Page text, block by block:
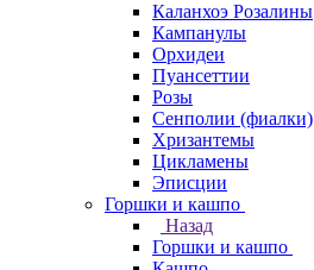
Каланхоэ Розалины
Кампанулы
Орхидеи
Пуансеттии
Розы
Сенполии (фиалки)
Хризантемы
Цикламены
Эписции
Горшки и кашпо
Назад
Горшки и кашпо